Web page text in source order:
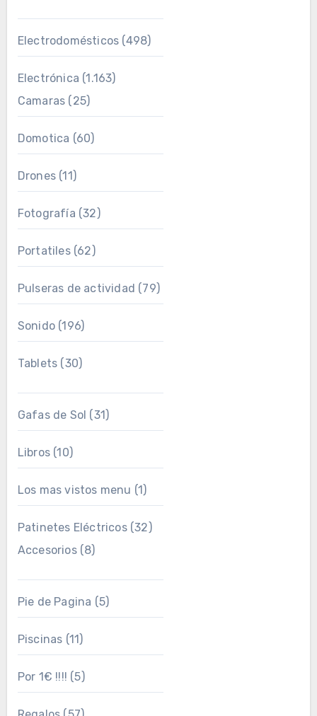
Electrodomésticos (498)
Electrónica (1.163)
Camaras (25)
Domotica (60)
Drones(11)
Fotografía (32)
Portatiles(62)
Pulseras de actividad (79)
Sonido(196)
Tablets (30)
Gafas de Sol (31)
Libros(10)
Los mas vistos menu (1)
Patinetes Eléctricos(32)
Accesorios(8)
Pie de Pagina (5)
Piscinas (11)
Por 1€ !!!! (5)